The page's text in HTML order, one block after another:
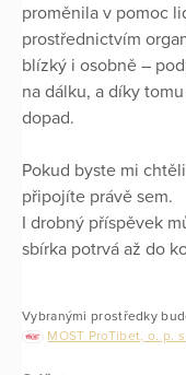
proměnila v pomoc
prostřednictvím
blízký i osobně –
na dálku, a díky
dopad.
Pokud byste mi
připojíte právě sem.
I drobný příspěvek
sbírka potrvá až do
Vybranými prostředky
MOST ProTibet, o. p.